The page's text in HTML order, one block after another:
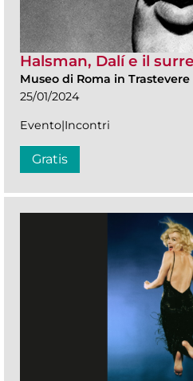
Halsman, Dalí e il
Museo di Roma in Trastevere
25/01/2024
Evento|Incontri
Gratis